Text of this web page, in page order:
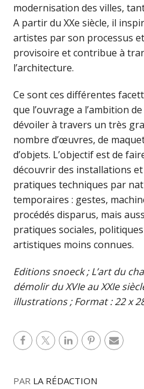
modernisation des villes,
A partir du XXe siècle, il
artistes par son processus
provisoire et contribue à
l’architecture.
Ce sont ces différentes
que l’ouvrage a l’ambition de
dévoiler à travers un très
nombre d’œuvres, de
d’objets. L’objectif est de
découvrir des installations et
pratiques techniques par
temporaires : gestes,
procédés disparus, mais
pratiques sociales,
artistiques moins connues.
Editions snoeck ; L’art du
démolir du XVIe au XXIe
illustrations ; Format : 22 x
PAR LA RÉDACTION